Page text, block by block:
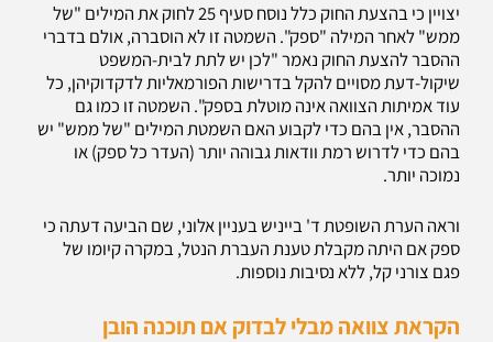
יצויין כי בהצעת החוק כלל נוסח סעיף 25 לחוק את המילים "של
ממש" לאחר המילה "ספק". השמטה זו לא הוסברה, אולם בדברי
ההסבר להצעת החוק נאמר "לכן יש לתת לבית-המשפט
שיקול-דעת מסויים להקל בדרישות הפורמאליות לדקדוקיהן, כל
עוד אמיתות הצוואה אינה מוטלת בספק". השמטה זו כמו גם
ההסבר, אין בהם כדי לקבוע האם השמטת המילים "של ממש" יש
בהם כדי לדרוש רמת וודאות גבוהה יותר (העדר כל ספק) או
נמוכה יותר.
וראה הערת השופטת ד' בייניש בעניין אלוני, שם הביעה דעתה כי
ספק אם היתה מקבלת טענת העברת הנטל, במקרה קיומו של
פגם צורני קל, ללא נסיבות נוספות.
הקראת צוואה מבלי לבדוק אם תוכנה הובן